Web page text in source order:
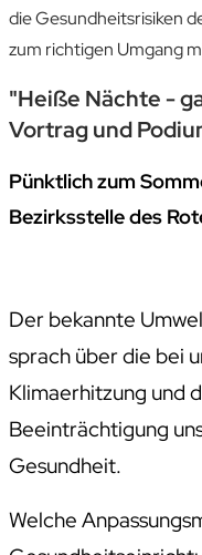
die Gesundheitsrisiken
zum richtigen Umgang
"Heiße Nächte -
Vortrag und
Pünktlich zum
Bezirksstelle des
Der bekannte
sprach über die bei
Klimaerhitzung und
Beeinträchtigung
Gesundheit.
Welche